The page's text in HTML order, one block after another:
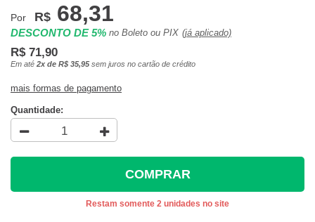
Por R$ 68,31
DESCONTO DE 5% no Boleto ou PIX (já aplicado)
R$ 71,90
Em até 2x de R$ 35,95sem juros no cartão de crédito
mais formas de pagamento
Quantidade:
COMPRAR
Restam somente 2 unidades no site